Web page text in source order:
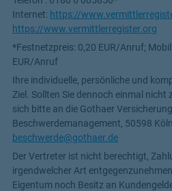
Internet: https://
https://www.vermittlerregister.org
*Festnetzpreis: 0,20 EUR/Anruf;
EUR/Anruf
Ihre individuelle, persönliche und
Ziel. Sollten Sie dennoch einmal nicht
sich bitte an die Gothaer
Beschwerdemanagement, 50598
beschwerde@gothaer.de
Der Vertreter ist nicht berechtigt,
irgendwelcher Art
Eigentum noch Besitz an